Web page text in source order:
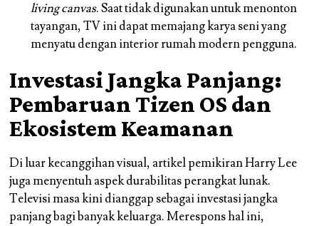
living canvas. Saat tidak digunakan untuk menonton
tayangan, TV ini dapat memajang karya seni yang
menyatu dengan interior rumah modern pengguna.
Investasi Jangka Panjang:
Pembaruan Tizen OS dan
Ekosistem Keamanan
Di luar kecanggihan visual, artikel pemikiran Harry Lee
juga menyentuh aspek durabilitas perangkat lunak.
Televisi masa kini dianggap sebagai investasi jangka
panjang bagi banyak keluarga. Merespons hal ini,